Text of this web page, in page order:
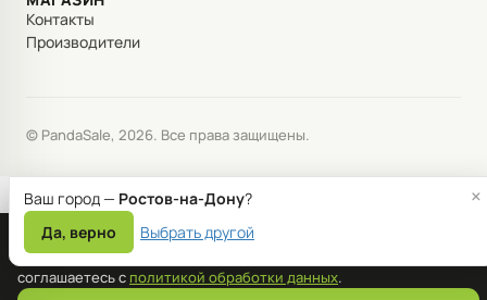
Контакты
Производители
© PandaSale, 2026. Все права защищены.
Мы используем файлы cookie для корректной работы сайта и
улучшения сервиса. Продолжая пользоваться сайтом, вы
соглашаетесь с политикой обработки данных.
Ваш город — Ростов-на-Дону?
Да, верно
Выбрать другой
×